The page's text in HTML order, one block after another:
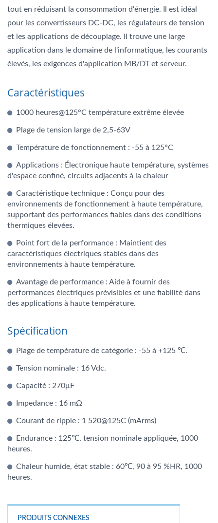
tout en réduisant la consommation d'énergie. Il est idéal
pour les convertisseurs DC-DC, les régulateurs de tension
et les applications de découplage. Il trouve une large
application dans le domaine de l'informatique, les courants
élevés, les exigences d'application MB/DT et serveur.
Caractéristiques
1000 heures@125°C température extrême élevée
Plage de tension large de 2,5-63V
Température de fonctionnement : -55 à 125°C
Applications : Électronique haute température, systèmes
d'espace confiné, circuits adjacents à la chaleur
Caractéristique technique : Conçu pour des
environnements de fonctionnement à haute température,
supportant des performances fiables dans des conditions
thermiques élevées.
Point fort de la performance : Maintient des
caractéristiques électriques stables dans des
environnements à haute température.
Avantage de performance : Aide à fournir des
performances électriques prévisibles et une fiabilité dans
des applications à haute température.
Spécification
Plage de température de catégorie : -55 à +125 ℃.
Tension nominale : 16 Vdc.
Capacité : 270μF
Impedance : 16 mΩ
Courant de ripple : 1 520@125C (mArms)
Endurance : 125℃, tension nominale appliquée, 1000
heures.
Chaleur humide, état stable : 60℃, 90 à 95 %HR, 1000
heures.
PRODUITS CONNEXES